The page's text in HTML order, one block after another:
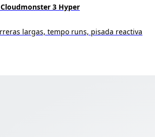
3 Hyper
largas, tempo runs, pisada reactiva